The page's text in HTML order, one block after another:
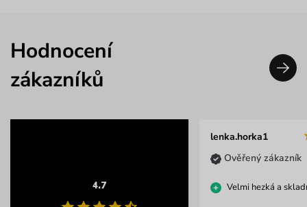
Hodnocení
zákazníků
4.7
lenka.horka1
Ověřený zákazník
Velmi hezká a